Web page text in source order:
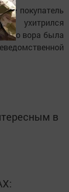
покупатель
ухитрился
вора была
в